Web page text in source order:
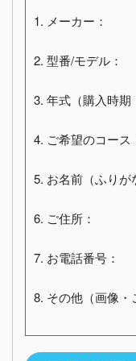
1. メーカー：
2. 型番/モデル：
3. 年式（購入時期
4. ご希望のコース
5. お名前（ふりが
6. ご住所：
7. お電話番号：
8. その他（画像・